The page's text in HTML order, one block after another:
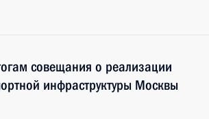
совещания о реализации
инфраструктуры Москвы